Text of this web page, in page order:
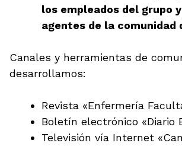
los empleados del grupo
agentes de la comunidad
Canales y herramientas de
desarrollamos:
Revista «Enfermería
Boletín electrónico «Diario
Televisión vía Internet